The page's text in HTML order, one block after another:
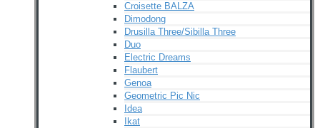
Croisette BALZA
Dimodong
Drusilla Three/Sibilla Three
Duo
Electric Dreams
Flaubert
Genoa
Geometric Pic Nic
Idea
Ikat